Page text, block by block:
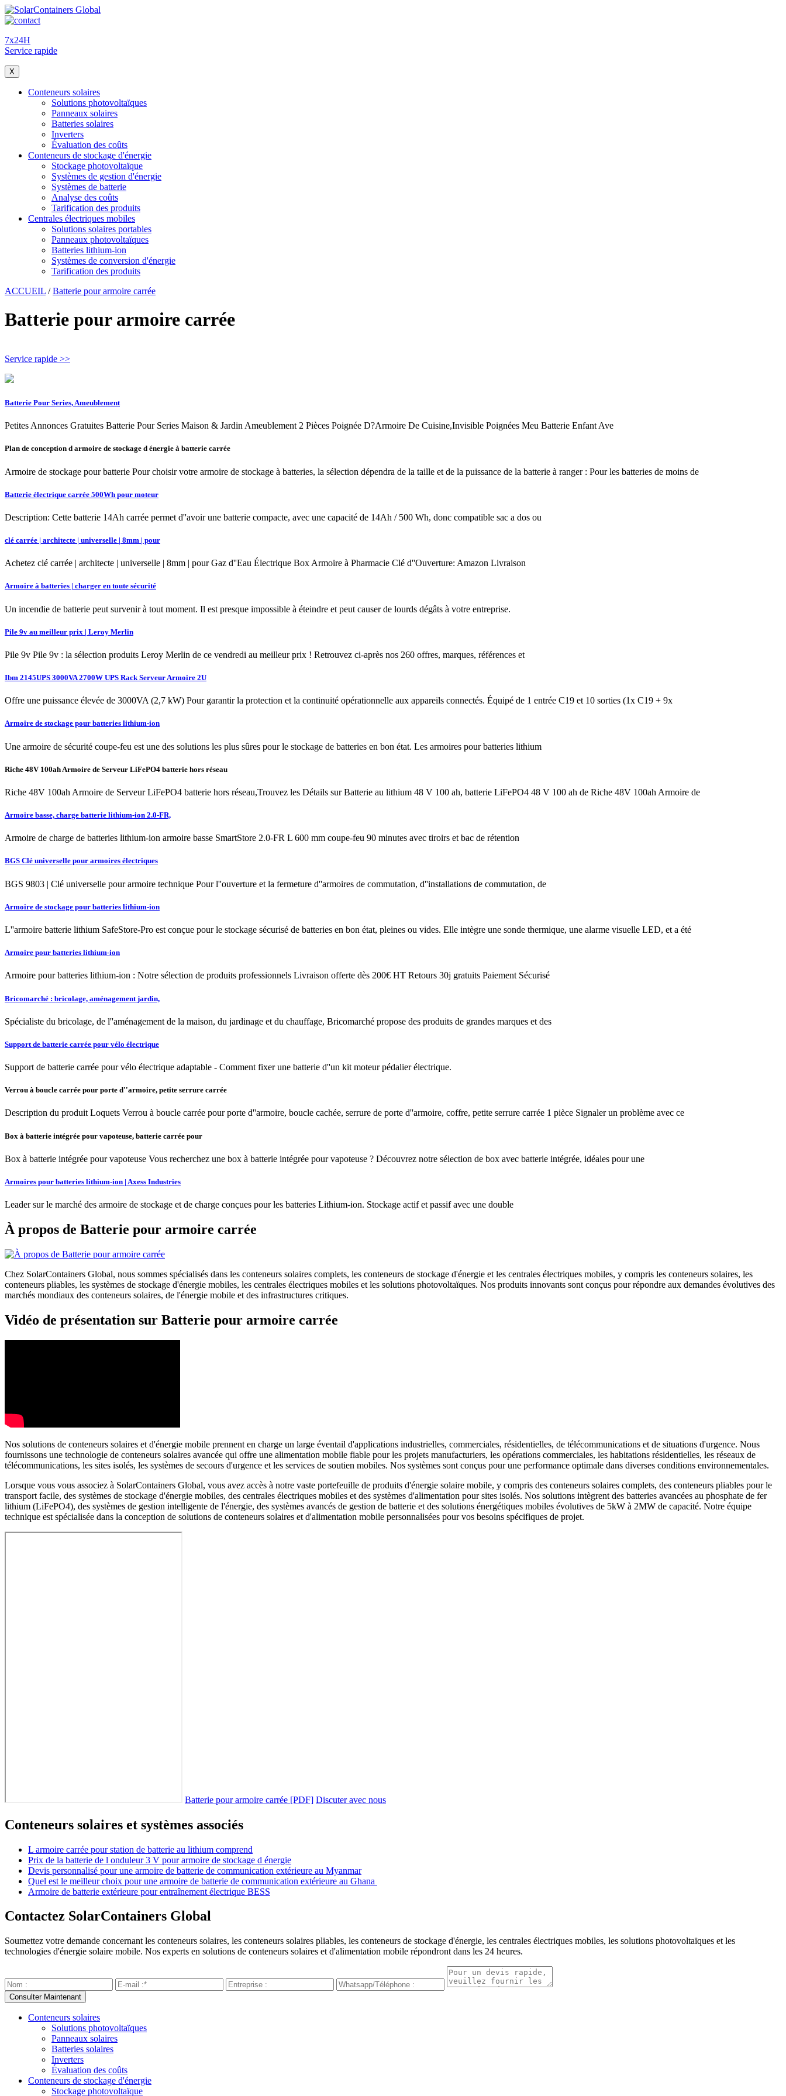
7x24H
Service rapide
X
Conteneurs solaires
Solutions photovoltaïques
Panneaux solaires
Batteries solaires
Inverters
Évaluation des coûts
Conteneurs de stockage d'énergie
Stockage photovoltaïque
Systèmes de gestion d'énergie
Systèmes de batterie
Analyse des coûts
Tarification des produits
Centrales électriques mobiles
Solutions solaires portables
Panneaux photovoltaïques
Batteries lithium-ion
Systèmes de conversion d'énergie
Tarification des produits
ACCUEIL /Batterie pour armoire carrée
Batterie pour armoire carrée
Service rapide >>
Batterie Pour Series, Ameublement
Petites Annonces Gratuites Batterie Pour Series Maison & Jardin Ameublement 2 Pièces Poignée D?Armoire De Cuisine,Invisible Poignées Meu Batterie Enfant Ave
Plan de conception d armoire de stockage d énergie à batterie carrée
Armoire de stockage pour batterie Pour choisir votre armoire de stockage à batteries, la sélection dépendra de la taille et de la puissance de la batterie à ranger : Pour les batteries de moins de
Batterie électrique carrée 500Wh pour moteur
Description: Cette batterie 14Ah carrée permet d''avoir une batterie compacte, avec une capacité de 14Ah / 500 Wh, donc compatible sac a dos ou
clé carrée | architecte | universelle | 8mm | pour
Achetez clé carrée | architecte | universelle | 8mm | pour Gaz d''Eau Électrique Box Armoire à Pharmacie Clé d''Ouverture: Amazon Livraison
Armoire à batteries | charger en toute sécurité
Un incendie de batterie peut survenir à tout moment. Il est presque impossible à éteindre et peut causer de lourds dégâts à votre entreprise.
Pile 9v au meilleur prix | Leroy Merlin
Pile 9v Pile 9v : la sélection produits Leroy Merlin de ce vendredi au meilleur prix ! Retrouvez ci-après nos 260 offres, marques, références et
Ibm 2145UPS 3000VA 2700W UPS Rack Serveur Armoire 2U
Offre une puissance élevée de 3000VA (2,7 kW) Pour garantir la protection et la continuité opérationnelle aux appareils connectés. Équipé de 1 entrée C19 et 10 sorties (1x C19 + 9x
Armoire de stockage pour batteries lithium-ion
Une armoire de sécurité coupe-feu est une des solutions les plus sûres pour le stockage de batteries en bon état. Les armoires pour batteries lithium
Riche 48V 100ah Armoire de Serveur LiFePO4 batterie hors réseau
Riche 48V 100ah Armoire de Serveur LiFePO4 batterie hors réseau,Trouvez les Détails sur Batterie au lithium 48 V 100 ah, batterie LiFePO4 48 V 100 ah de Riche 48V 100ah Armoire de
Armoire basse, charge batterie lithium-ion 2.0-FR,
Armoire de charge de batteries lithium-ion armoire basse SmartStore 2.0-FR L 600 mm coupe-feu 90 minutes avec tiroirs et bac de rétention
BGS Clé universelle pour armoires électriques
BGS 9803 | Clé universelle pour armoire technique Pour l''ouverture et la fermeture d''armoires de commutation, d''installations de commutation, de
Armoire de stockage pour batteries lithium-ion
L''armoire batterie lithium SafeStore-Pro est conçue pour le stockage sécurisé de batteries en bon état, pleines ou vides. Elle intègre une sonde thermique, une alarme visuelle LED, et a été
Armoire pour batteries lithium-ion
Armoire pour batteries lithium-ion : Notre sélection de produits professionnels Livraison offerte dès 200€ HT Retours 30j gratuits Paiement Sécurisé
Bricomarché : bricolage, aménagement jardin,
Spécialiste du bricolage, de l''aménagement de la maison, du jardinage et du chauffage, Bricomarché propose des produits de grandes marques et des
Support de batterie carrée pour vélo électrique
Support de batterie carrée pour vélo électrique adaptable - Comment fixer une batterie d''un kit moteur pédalier électrique.
Verrou à boucle carrée pour porte d''armoire, petite serrure carrée
Description du produit Loquets Verrou à boucle carrée pour porte d''armoire, boucle cachée, serrure de porte d''armoire, coffre, petite serrure carrée 1 pièce Signaler un problème avec ce
Box à batterie intégrée pour vapoteuse, batterie carrée pour
Box à batterie intégrée pour vapoteuse Vous recherchez une box à batterie intégrée pour vapoteuse ? Découvrez notre sélection de box avec batterie intégrée, idéales pour une
Armoires pour batteries lithium-ion | Axess Industries
Leader sur le marché des armoire de stockage et de charge conçues pour les batteries Lithium-ion. Stockage actif et passif avec une double
À propos de Batterie pour armoire carrée
Chez SolarContainers Global, nous sommes spécialisés dans les conteneurs solaires complets, les conteneurs de stockage d'énergie et les centrales électriques mobiles, y compris les conteneurs solaires, les
conteneurs pliables, les systèmes de stockage d'énergie mobiles, les centrales électriques mobiles et les solutions photovoltaïques. Nos produits innovants sont conçus pour répondre aux demandes évolutives des
marchés mondiaux des conteneurs solaires, de l'énergie mobile et des infrastructures critiques.
Vidéo de présentation sur Batterie pour armoire carrée
Nos solutions de conteneurs solaires et d'énergie mobile prennent en charge un large éventail d'applications industrielles, commerciales, résidentielles, de télécommunications et de situations d'urgence. Nous
fournissons une technologie de conteneurs solaires avancée qui offre une alimentation mobile fiable pour les projets manufacturiers, les opérations commerciales, les habitations résidentielles, les réseaux de
télécommunications, les sites isolés, les systèmes de secours d'urgence et les services de soutien mobiles. Nos systèmes sont conçus pour une performance optimale dans diverses conditions environnementales.
Lorsque vous vous associez à SolarContainers Global, vous avez accès à notre vaste portefeuille de produits d'énergie solaire mobile, y compris des conteneurs solaires complets, des conteneurs pliables pour le
transport facile, des systèmes de stockage d'énergie mobiles, des centrales électriques mobiles et des systèmes d'alimentation pour sites isolés. Nos solutions intègrent des batteries avancées au phosphate de fer
lithium (LiFePO4), des systèmes de gestion intelligente de l'énergie, des systèmes avancés de gestion de batterie et des solutions énergétiques mobiles évolutives de 5kW à 2MW de capacité. Notre équipe
technique est spécialisée dans la conception de solutions de conteneurs solaires et d'alimentation mobile personnalisées pour vos besoins spécifiques de projet.
Batterie pour armoire carrée [PDF] Discuter avec nous
Conteneurs solaires et systèmes associés
L armoire carrée pour station de batterie au lithium comprend
Prix ​​de la batterie de l onduleur 3 V pour armoire de stockage d énergie
Devis personnalisé pour une armoire de batterie de communication extérieure au Myanmar
Quel est le meilleur choix pour une armoire de batterie de communication extérieure au Ghana
Armoire de batterie extérieure pour entraînement électrique BESS
Contactez SolarContainers Global
Soumettez votre demande concernant les conteneurs solaires, les conteneurs solaires pliables, les conteneurs de stockage d'énergie, les centrales électriques mobiles, les solutions photovoltaïques et les
technologies d'énergie solaire mobile. Nos experts en solutions de conteneurs solaires et d'alimentation mobile répondront dans les 24 heures.
Conteneurs solaires
Solutions photovoltaïques
Panneaux solaires
Batteries solaires
Inverters
Évaluation des coûts
Conteneurs de stockage d'énergie
Stockage photovoltaïque